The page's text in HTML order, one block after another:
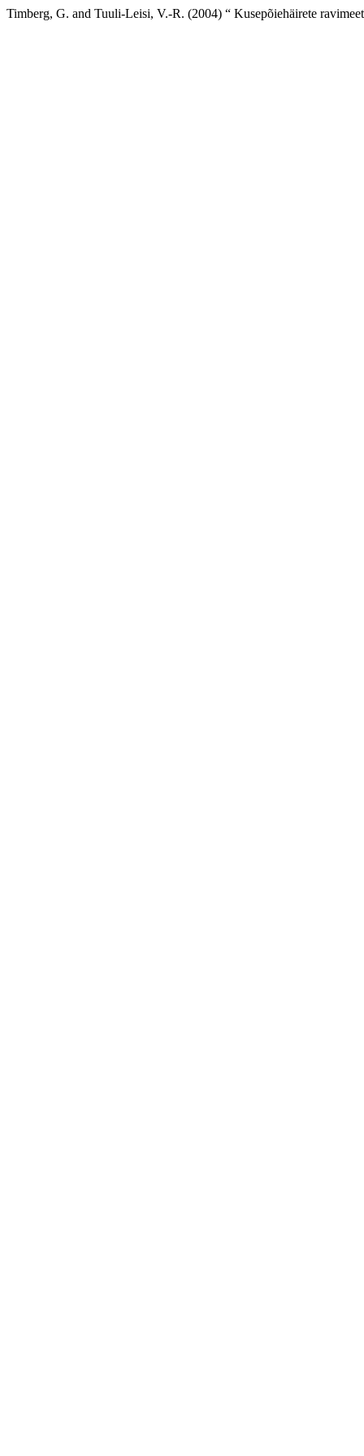
Timberg, G. and Tuuli-Leisi, V.-R. (2004) “ Kusepõiehäirete